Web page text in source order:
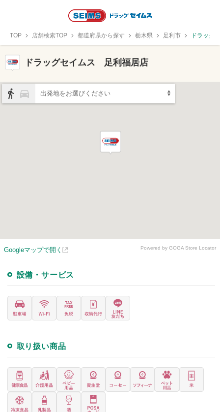
TOP 店舗検索TOP 都道府県から探す 栃木県 足利市 ドラッグ
ドラッグセイムス 足利福居店
出発地をお選びください
Googleマップで開く Powered by GOGA Store Locator
設備・サービス
取り扱い商品